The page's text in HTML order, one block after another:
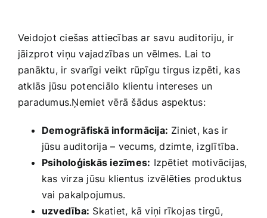
Veidojot‍ ciešas attiecības ar ⁤savu auditoriju, ir
jāizprot viņu vajadzības un vēlmes. Lai to
panāktu, ir⁢ svarīgi​ veikt⁤ rūpīgu tirgus izpēti,⁣ kas
atklās jūsu potenciālo klientu intereses un
paradumus.Ņemiet vērā šādus aspektus:
Demogrāfiskā informācija: Ziniet, kas ir
jūsu ⁢auditorija – vecums, dzimte, izglītība.
Psiholoģiskās ​iezīmes: Izpētiet​ motivācijas,
kas virza jūsu klientus izvēlēties ⁤produktus
‌vai⁣ pakalpojumus.
uzvedība: Skatiet, kā viņi rīkojas tirgū,